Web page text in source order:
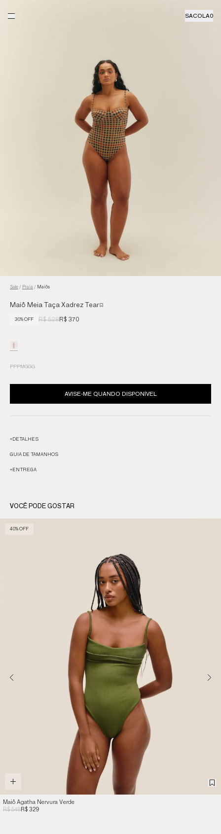
SACOLA0
Sale / Praia / Maiôs
Maiô Meia Taça Xadrez Tear
30% OFF R$ 528R$ 370
PPPMGGG
AVISE-ME QUANDO DISPONÍVEL
+DETALHES
GUIA DE TAMANHOS
+ENTREGA
VOCÊ PODE GOSTAR
Maiô Agatha Nervura Verde
40% OFF
R$ 548R$ 329